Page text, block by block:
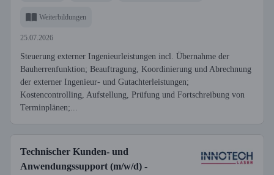
Weiterbildungen
25.07.2026
Steuerung externer Ingenieurleistungen incl. Übernahme der
Bauherrenfunktion; Beauftragung, Koordinierung und Abrechnung
der externer Ingenieur- und Gutachterleistungen;
Kostencontrolling, Aufstellung, Prüfung und Fortschreibung von
Terminplänen;...
Technischer Kunden- und
Anwendungssupport (m/w/d) -